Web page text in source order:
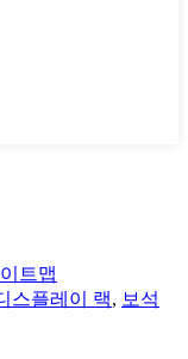
트맵
스플레이 랙, 보석